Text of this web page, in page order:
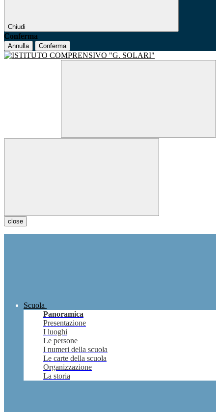
Chiudi
Conferma
Annulla Conferma
close
Scuola
Panoramica
Presentazione
I luoghi
Le persone
I numeri della scuola
Le carte della scuola
Organizzazione
La storia